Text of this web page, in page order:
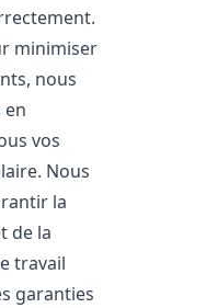
minimiser
nous
en
vos
Nous
la
de la
travail
garanties